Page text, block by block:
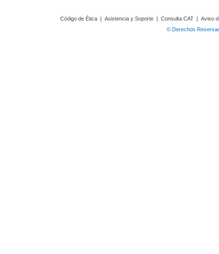
Código de Ética | Asistencia y Soporte | Consulta CAT | Aviso
© Derechos